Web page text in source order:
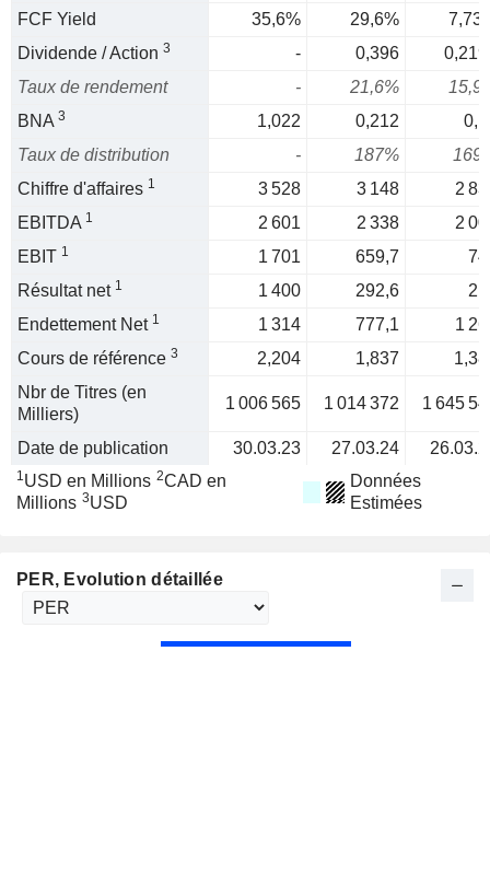
FCF Yield
35,6% 29,6%
Dividende / Action 3 - 0,396
Taux de rendement
- 21,6%
BNA 3 1,022 0,212
Taux de distribution
- 187%
Chiffre d'affaires 1 3 528 3 148
2
EBITDA 1 2 601 2 338
2
EBIT 1 1 701 659,7
Résultat net 1 1 400 292,6
Endettement Net 1 1 314 777,1
1
Cours de référence 3 2,204 1,837
Nbr de Titres (en
Milliers)
1 006 565 1 014 372 1 645
Date de publication 30.03.23 27.03.24
1USD en Millions 2CAD en
Millions 3USD
Données
Estimées
PER, Evolution détaillée